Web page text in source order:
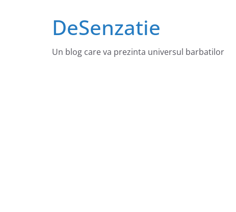
DeSenzatie
Un blog care va prezinta universul barbatilor